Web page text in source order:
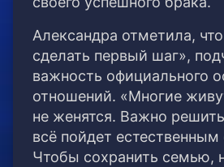
Александра отметила,
сделать первый шаг»,
важность официального
отношений. «Многие
не женятся. Важно
всё пойдет
Чтобы сохранить семью,